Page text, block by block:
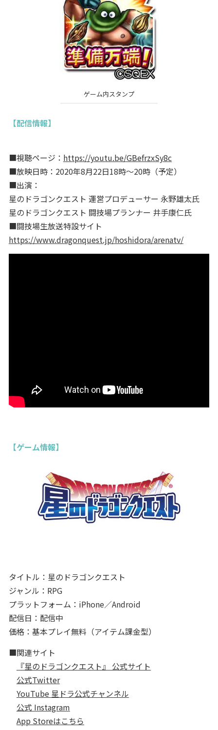
ゲーム内スタンプ
【配信情報】
■視聴ページ： https://youtu.be/GBefrzxSy8c
■放映日時：2020年8月22日18時～20時（予定）
■出演：
星のドラゴンクエスト 運営プロデューサー 永野雄太氏
星のドラゴンクエスト 闘技場プランナー 井手康仁氏
■闘技場生放送特設サイト
https://www.dragonquest.jp/hoshidora/arenatv/
【ゲーム情報】
タイトル：星のドラゴンクエスト
ジャンル：RPG
プラットフォーム：iPhone／Android
配信日：配信中
価格：基本プレイ無料（アイテム課金型）
■関連サイト
『星のドラゴンクエスト』 公式サイト
公式Twitter
YouTube 星ドラ公式チャンネル
公式 Instagram
App Storeはこちら